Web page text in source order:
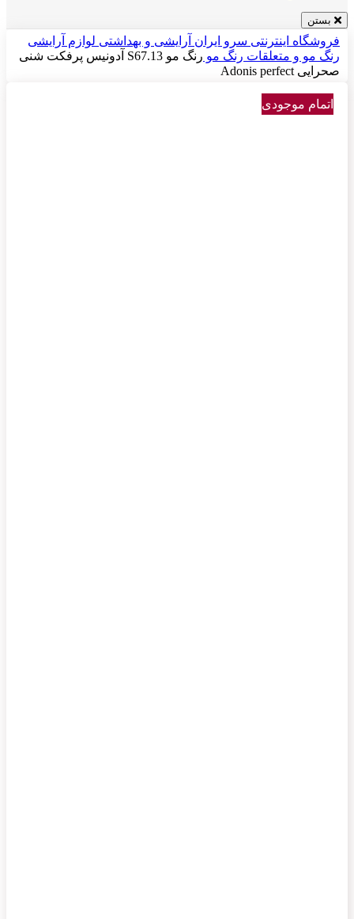
بستن
فروشگاه اینترنتی سرو ایران آرایشی و بهداشتی لوازم آرایشی
رنگ مو و متعلقات رنگ مو
رنگ مو S67.13 آدونیس پرفکت شنی
صحرایی Adonis perfect
اتمام موجودی